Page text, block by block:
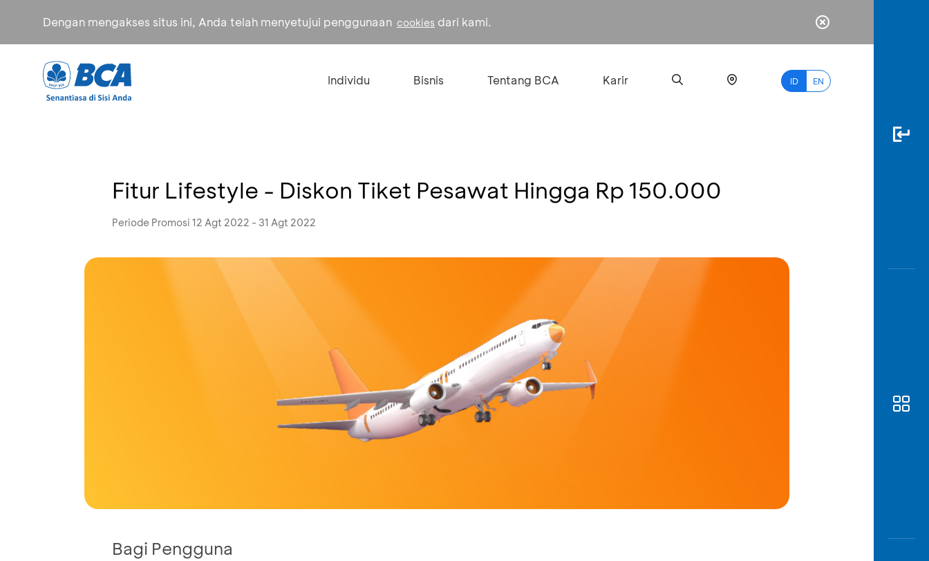
Dengan mengakses situs ini, Anda telah menyetujui penggunaan cookies dari kami.
Individu Bisnis Tentang BCA Karir ID EN
Fitur Lifestyle - Diskon Tiket Pesawat Hingga Rp 150.000
Periode Promosi 12 Agt 2022 - 31 Agt 2022
Bagi Pengguna